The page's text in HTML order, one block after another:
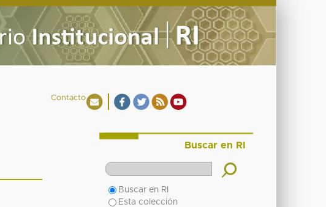
Contacto
Buscar en RI
Buscar en RI
Esta colección